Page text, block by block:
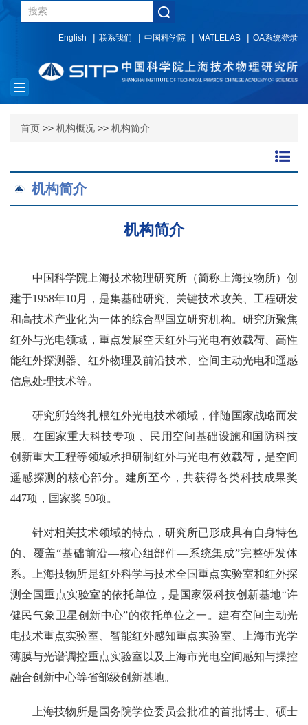
English 联系我们 中国科学院 MATLELAB OA系统登录
Toggle
navigation
首页 >> 机构概况 >> 机构简介
机构简介
机构简介
中国科学院上海技术物理研究所（简称上海技物所）创
建于1958年10月，是集基础研究、关键技术攻关、工程研发
和高技术产业化为一体的综合型国立研究机构。研究所聚焦
红外与光电领域，重点发展空天红外与光电有效载荷、高性
能红外探测器、红外物理及前沿技术、空间主动光电和遥感
信息处理技术等。
研究所始终扎根红外光电技术领域，伴随国家战略而发
展。在国家重大科技专项 、民用空间基础设施和国防科技
创新重大工程等领域承担研制红外与光电有效载荷， 是空间
遥感探测的核心部分。建所至今，共获得各类科技成果奖
447项，国家奖 50项。
针对相关技术领域的特点，研究所已形成具有自身特色
的、覆盖“基础前沿—核心组部件—系统集成”完整研发体
系。上海技物所是红外科学与技术全国重点实验室和红外探
测全国重点实验室的依托单位，是国家级科技创新基地“许
健民气象卫星创新中心”的依托单位之一。建有空间主动光
电技术重点实验室、智能红外感知重点实验室、上海市光学
薄膜与光谱调控重点实验室以及上海市光电空间感知与操控
融合创新中心等省部级创新基地。
上海技物所是国务院学位委员会批准的首批博士、硕士